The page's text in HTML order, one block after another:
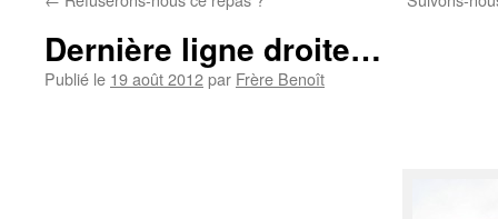
Dernière ligne droite…
Publié le 19 août 2012par Frère Benoît